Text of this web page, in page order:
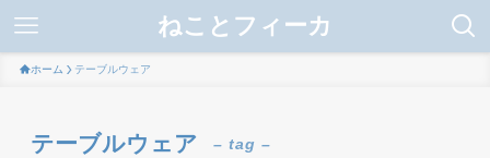
ねことフィーカ
ホーム テーブルウェア
テーブルウェア – tag –